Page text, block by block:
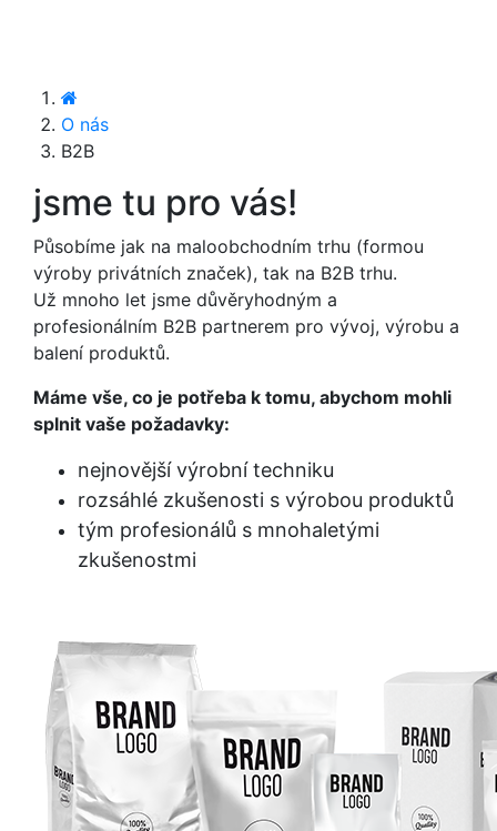
O nás
B2B
jsme tu pro vás!
Působíme jak na maloobchodním trhu (formou
výroby privátních značek), tak na B2B trhu.
Už mnoho let jsme důvěryhodným a
profesionálním B2B partnerem pro vývoj, výrobu a
balení produktů.
Máme vše, co je potřeba k tomu, abychom mohli
splnit vaše požadavky:
nejnovější výrobní techniku
rozsáhlé zkušenosti s výrobou produktů
tým profesionálů s mnohaletými
zkušenostmi